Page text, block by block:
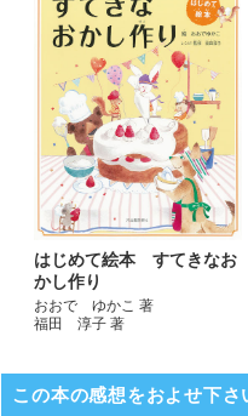
はじめて絵本 すてきなお
かし作り
おおで ゆかこ 著
福田 淳子 著
この本の感想をおよせ下さ